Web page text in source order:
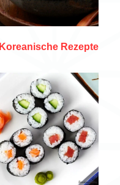
Koreanische Rezepte